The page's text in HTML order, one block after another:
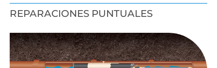
REPARACIONES PUNTUALES